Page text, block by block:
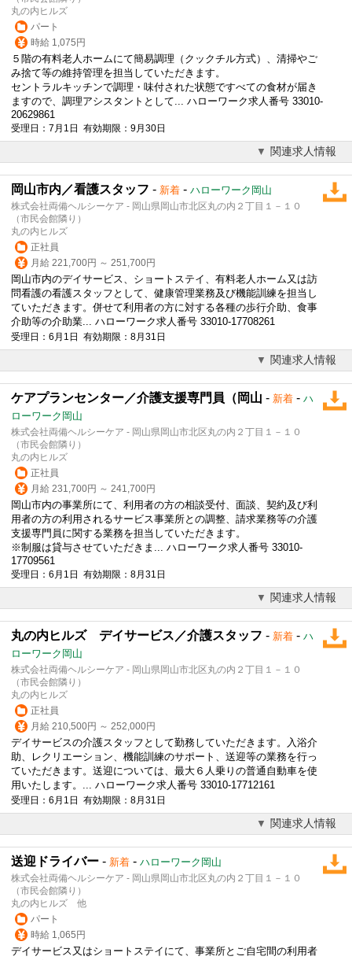
丸の内ヒルズ
パート
時給 1,075円
５階の有料老人ホームにて簡易調理（クックチル方式）、清掃やご
み捨て等の維持管理を担当していただきます。
セントラルキッチンで調理・味付された状態ですべての食材が届き
ますので、調理アシスタントとして... ハローワーク求人番号 33010-
20629861
受理日：7月1日 有効期限：9月30日
関連求人情報
岡山市内／看護スタッフ - 新着 - ハローワーク岡山
株式会社両備ヘルシーケア - 岡山県岡山市北区丸の内２丁目１－１０
（市民会館隣り）
丸の内ヒルズ
正社員
月給 221,700円 ～ 251,700円
岡山市内のデイサービス、ショートステイ、有料老人ホーム又は訪
問看護の看護スタッフとして、健康管理業務及び機能訓練を担当し
ていただきます。併せて利用者の方に対する各種の歩行介助、食事
介助等の介助業... ハローワーク求人番号 33010-17708261
受理日：6月1日 有効期限：8月31日
関連求人情報
ケアプランセンター／介護支援専門員（岡山 - 新着 - ハ
ローワーク岡山
株式会社両備ヘルシーケア - 岡山県岡山市北区丸の内２丁目１－１０
（市民会館隣り）
丸の内ヒルズ
正社員
月給 231,700円 ～ 241,700円
岡山市内の事業所にて、利用者の方の相談受付、面談、契約及び利
用者の方の利用されるサービス事業所との調整、請求業務等の介護
支援専門員に関する業務を担当していただきます。
※制服は貸与させていただきま... ハローワーク求人番号 33010-
17709561
受理日：6月1日 有効期限：8月31日
関連求人情報
丸の内ヒルズ デイサービス／介護スタッフ - 新着 - ハ
ローワーク岡山
株式会社両備ヘルシーケア - 岡山県岡山市北区丸の内２丁目１－１０
（市民会館隣り）
丸の内ヒルズ
正社員
月給 210,500円 ～ 252,000円
デイサービスの介護スタッフとして勤務していただきます。入浴介
助、レクリエーション、機能訓練のサポート、送迎等の業務を行っ
ていただきます。送迎については、最大６人乗りの普通自動車を使
用いたします。... ハローワーク求人番号 33010-17712161
受理日：6月1日 有効期限：8月31日
関連求人情報
送迎ドライバー - 新着 - ハローワーク岡山
株式会社両備ヘルシーケア - 岡山県岡山市北区丸の内２丁目１－１０
（市民会館隣り）
丸の内ヒルズ 他
パート
時給 1,065円
デイサービス又はショートステイにて、事業所とご自宅間の利用者